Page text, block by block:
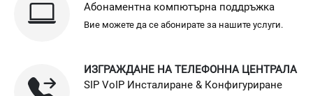
Абонаментна компютърна поддръжка
Вие можете да се абонирате за нашите услуги.
ИЗГРАЖДАНЕ НА ТЕЛЕФОННА ЦЕНТРАЛА
SIP VoIP Инсталиране & Конфигуриране